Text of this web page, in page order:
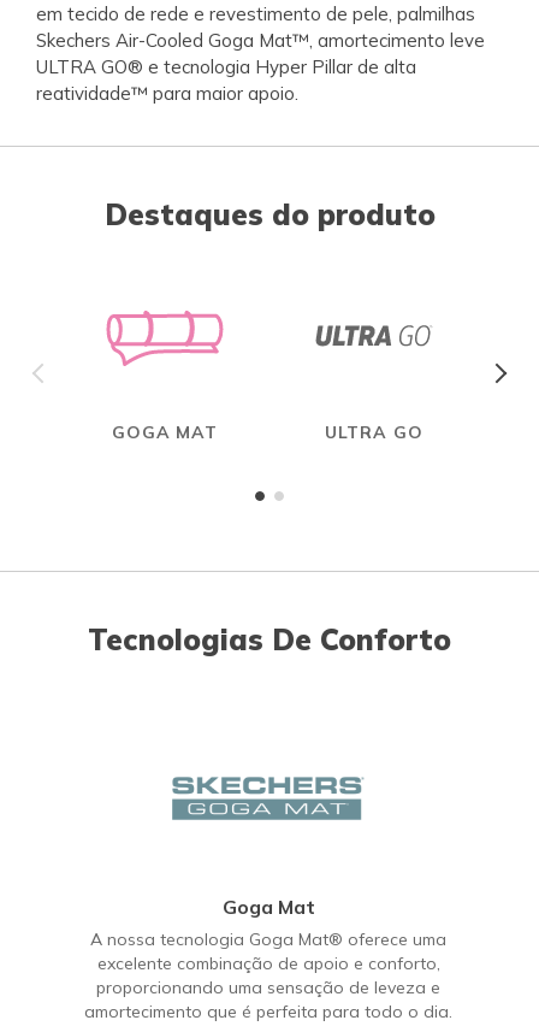
em tecido de rede e revestimento de pele, palmilhas
Skechers Air-Cooled Goga Mat™, amortecimento leve
ULTRA GO® e tecnologia Hyper Pillar de alta
reatividade™ para maior apoio.
Destaques do produto
GOGA MAT
ULTRA GO
Tecnologias De Conforto
Goga Mat
A nossa tecnologia Goga Mat® oferece uma
excelente combinação de apoio e conforto,
proporcionando uma sensação de leveza e
amortecimento que é perfeita para todo o dia.